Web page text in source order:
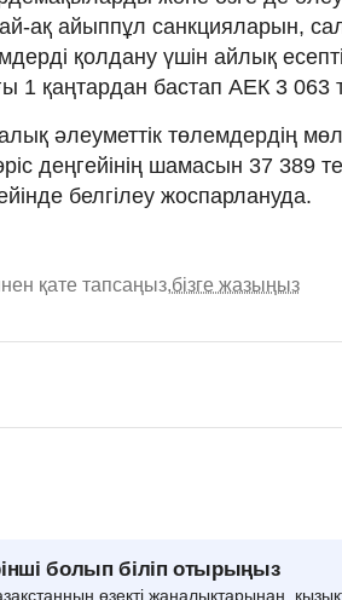
ақ айыппұл санкцияларын,
қолдану үшін айлық
1 қаңтардан бастап АЕК 3 063
әлеуметтік төлемдердің
деңгейінің шамасын 37 389
белгілеу жоспарлануда.
қате тапсаңыз,бізге жазыңыз
болып біліп отырыңыз
өзекті жаңалықтарынан,